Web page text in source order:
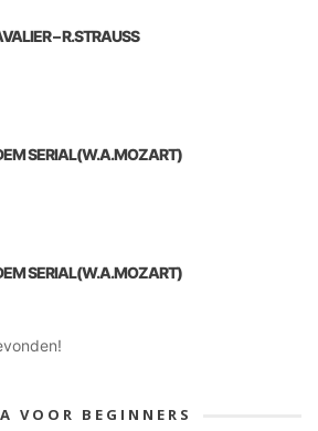
– R.STRAUSS
SERIAL(W.A.MOZART)
SERIAL(W.A.MOZART)
VOOR BEGINNERS